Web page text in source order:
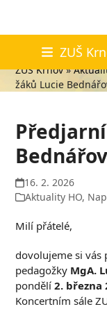
content
ZUŠ
Aktuality
ZUŠ Krnov»
žáků Lucie
16. 2. 2026
Aktuality HO,
Milí přátelé,
dovolujeme si vás
pedagožky MgA.
pondělí2. března
Koncertním sále